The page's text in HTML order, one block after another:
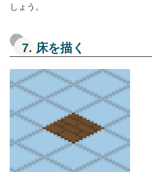
しょう。
7. 床を描く